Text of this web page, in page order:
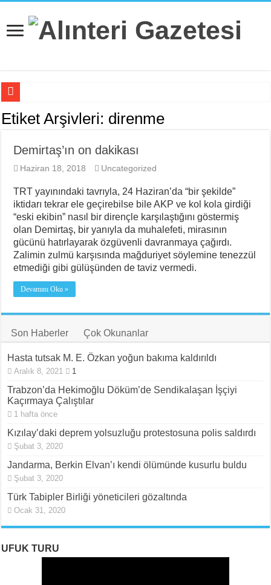
Beş Çocuğu İle ‘Deport Kampı’nda…
Fail Erkekler Yargıda Hem Suçlu Hem Güçlü!
KORTEKS İşçileri 20 Yıllık Sultaya Karşı Çıkıyor
Lenin: “Engels’in Yaşamı Her İşçi Tarafından Bilinmelidir”
Bir Mezar Taşı Peşinden 88 Yaşında Strazburg’tan Cûdî’ye
II. Enternasyonal’in Sosyalizm Anlayışının 2.0 Versiyonu
Stuttgart’ta Kadın Katliamı Girişimine Karşı Kadınlar
Cezaevindeki 14. Gününde Özcan Aksu İşkenceyle mi Katledildi?
NATO Tutsakları Serbest Bırakılsın!
Etiket Arşivleri: direnme
Demirtaş’ın on dakikası
Haziran 18, 2018 Uncategorized
TRT yayınındaki tavrıyla, 24 Haziran’da “bir şekilde”
iktidarı tekrar ele geçirebilse bile AKP ve kol kola girdiği
“eski ekibin” nasıl bir dirençle karşılaştığını göstermiş
olan Demirtaş, bir yanıyla da muhalefeti, mirasının
gücünü hatırlayarak özgüvenli davranmaya çağırdı.
Zalimin zulmü karşısında mağduriyet söylemine tenezzül
etmediği gibi gülüşünden de taviz vermedi.
Devamını Oku »
Son Haberler Çok Okunanlar
Hasta tutsak M. E. Özkan yoğun bakıma kaldırıldı
Aralık 8, 2021 1
Trabzon’da Hekimoğlu Döküm’de Sendikalaşan İşçiyi
Kaçırmaya Çalıştılar
1 hafta önce
Kızılay’daki deprem yolsuzluğu protestosuna polis saldırdı
Şubat 3, 2020
Jandarma, Berkin Elvan’ı kendi ölümünde kusurlu buldu
Şubat 3, 2020
Türk Tabipler Birliği yöneticileri gözaltında
Ocak 31, 2020
UFUK TURU